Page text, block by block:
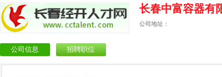
长春中富容器有
公司地址：
公司信息 招聘职位